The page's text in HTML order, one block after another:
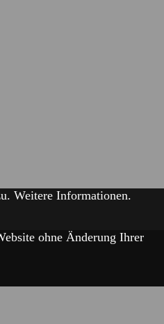
Weitere Informationen.
ohne Änderung Ihrer